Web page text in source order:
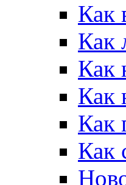
Как
Как
Как
Как
Как
Как